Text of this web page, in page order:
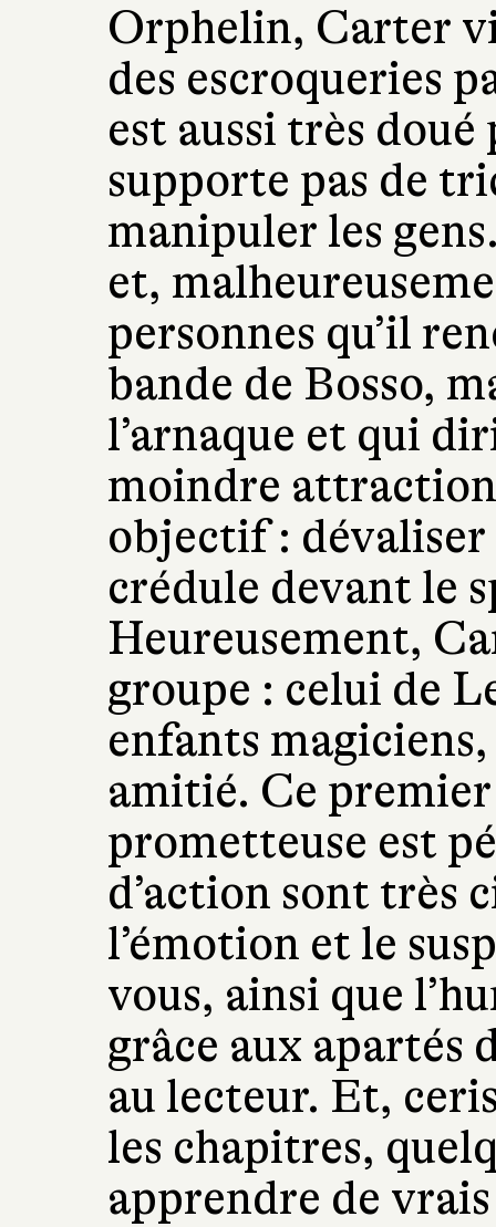
Orphelin, Carter
des escroqueries
est aussi très
supporte pas de
manipuler les
et,
personnes qu’il
bande de Bosso,
l’arnaque et qui
moindre attraction
objectif :
crédule devant le
Heureusement,
groupe : celui de
enfants
amitié. Ce premier
prometteuse est
d’action sont très
l’émotion et le
vous, ainsi que
grâce aux apartés
au lecteur. Et,
les chapitres,
apprendre de